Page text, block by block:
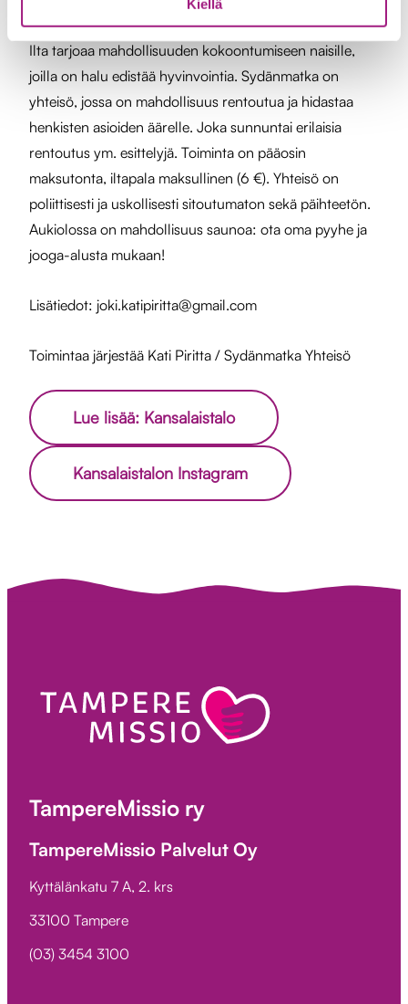
Kiellä
Ilta tarjoaa mahdollisuuden kokoontumiseen naisille,
joilla on halu edistää hyvinvointia. Sydänmatka on
yhteisö, jossa on mahdollisuus rentoutua ja hidastaa
henkisten asioiden äärelle. Joka sunnuntai erilaisia
rentoutus ym. esittelyjä. Toiminta on pääosin
maksutonta, iltapala maksullinen (6 €). Yhteisö on
poliittisesti ja uskollisesti sitoutumaton sekä päihteetön.
Aukiolossa on mahdollisuus saunoa: ota oma pyyhe ja
jooga-alusta mukaan!
Lisätiedot: joki.katipiritta@gmail.com
Toimintaa järjestää Kati Piritta / Sydänmatka Yhteisö
Lue lisää: Kansalaistalo
Kansalaistalon Instagram
TampereMissio ry
TampereMissio Palvelut Oy
Kyttälänkatu 7 A, 2. krs
33100 Tampere
(03) 3454 3100